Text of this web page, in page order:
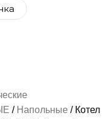
Напольные
Котел